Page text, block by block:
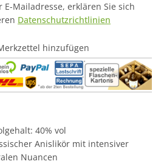
Mailadresse, erklären Sie sich
Datenschutzrichtlinien
hinzufügen
40% vol
Anislikör mit intensiver
Nuancen